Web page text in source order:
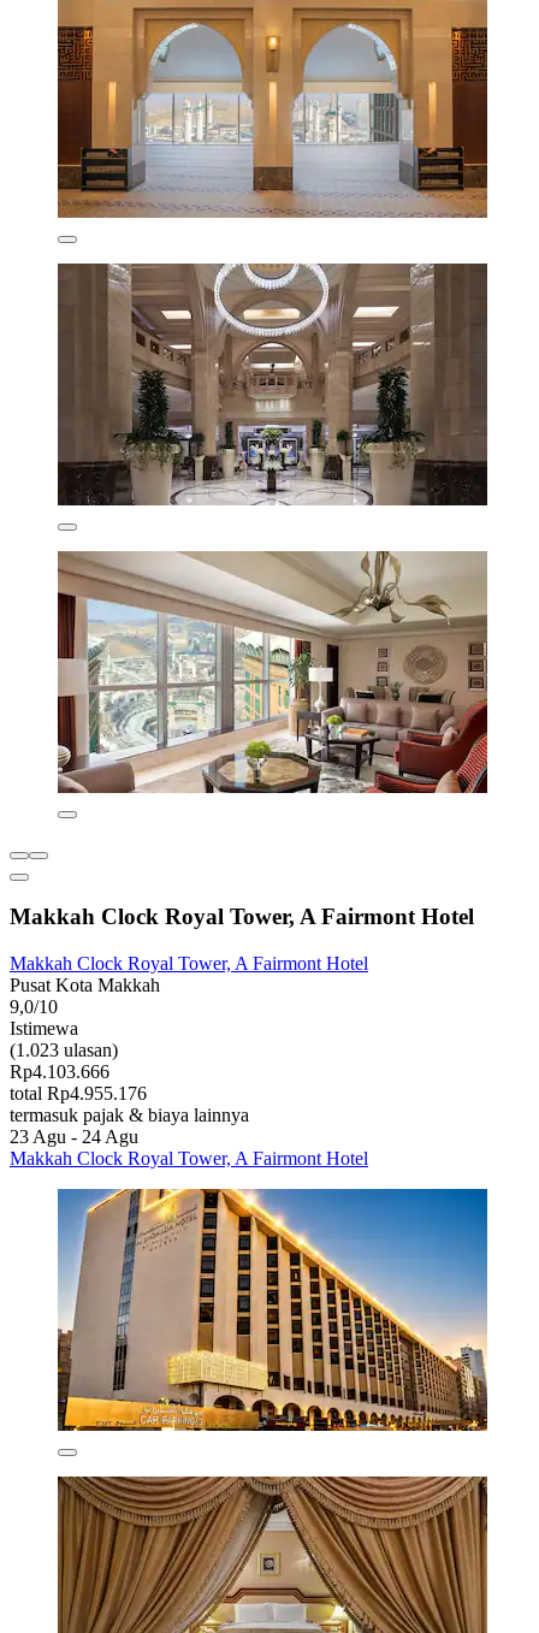
Makkah Clock Royal Tower, A Fairmont Hotel
Makkah Clock Royal Tower, A Fairmont Hotel
Pusat Kota Makkah
9,0/10
Istimewa
(1.023 ulasan)
Rp4.103.666
total Rp4.955.176
termasuk pajak & biaya lainnya
23 Agu - 24 Agu
Makkah Clock Royal Tower, A Fairmont Hotel